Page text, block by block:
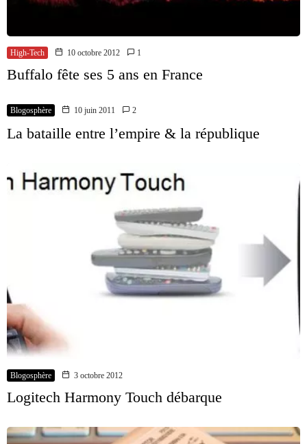
High-Tech 10 octobre 2012 1
Buffalo fête ses 5 ans en France
Blogosphère 10 juin 2011 2
La bataille entre l’empire & la république
Blogosphère 3 octobre 2012
Logitech Harmony Touch débarque